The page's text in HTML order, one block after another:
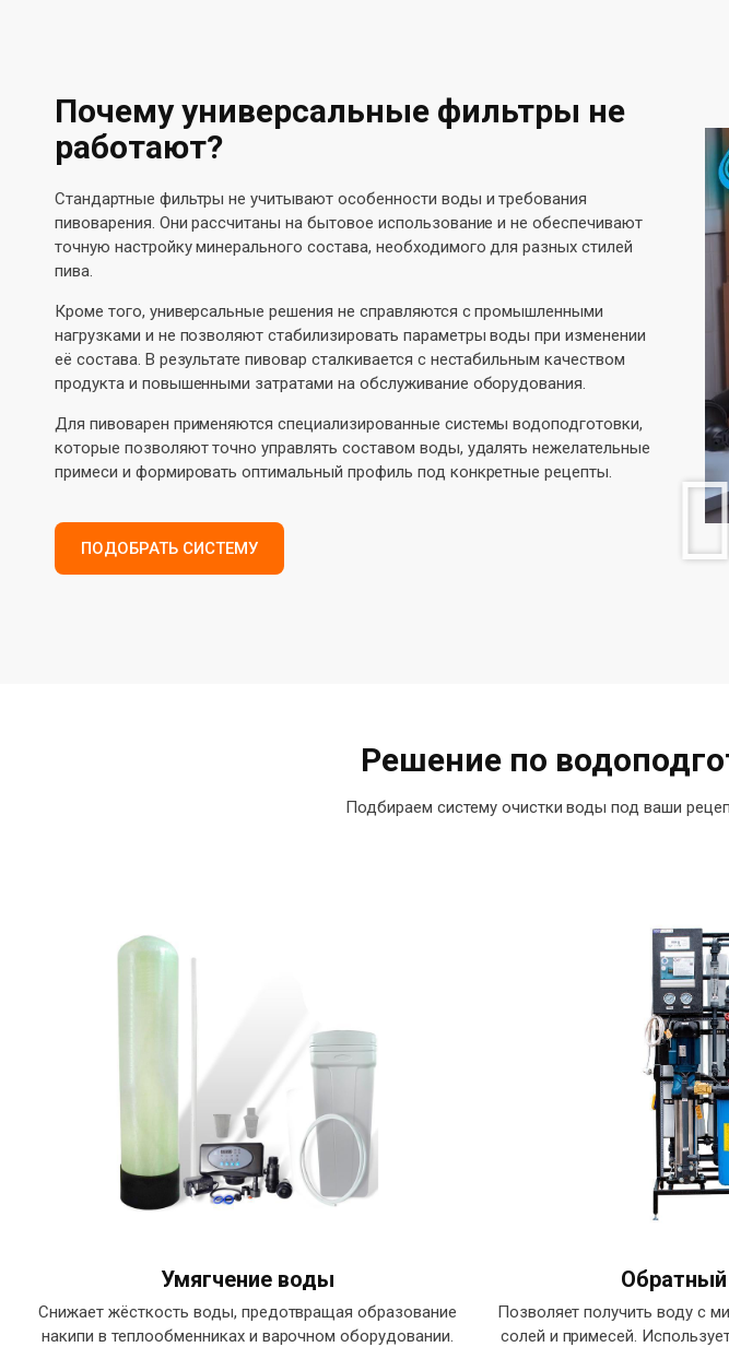
Почему универсальные фильтры не
работают?
Стандартные фильтры не учитывают особенности воды и требования
пивоварения. Они рассчитаны на бытовое использование и не обеспечивают
точную настройку минерального состава, необходимого для разных стилей
пива.
Кроме того, универсальные решения не справляются с промышленными
нагрузками и не позволяют стабилизировать параметры воды при изменении
её состава. В результате пивовар сталкивается с нестабильным качеством
продукта и повышенными затратами на обслуживание оборудования.
Для пивоварен применяются специализированные системы водоподготовки,
которые позволяют точно управлять составом воды, удалять нежелательные
примеси и формировать оптимальный профиль под конкретные рецепты.
ПОДОБРАТЬ СИСТЕМУ
Решение по
Подбираем систему очистки воды под ваши
Умягчение воды
Снижает жёсткость воды, предотвращая образование
накипи в теплообменниках и варочном оборудовании.
Позволяет получить воду с
солей и примесей.